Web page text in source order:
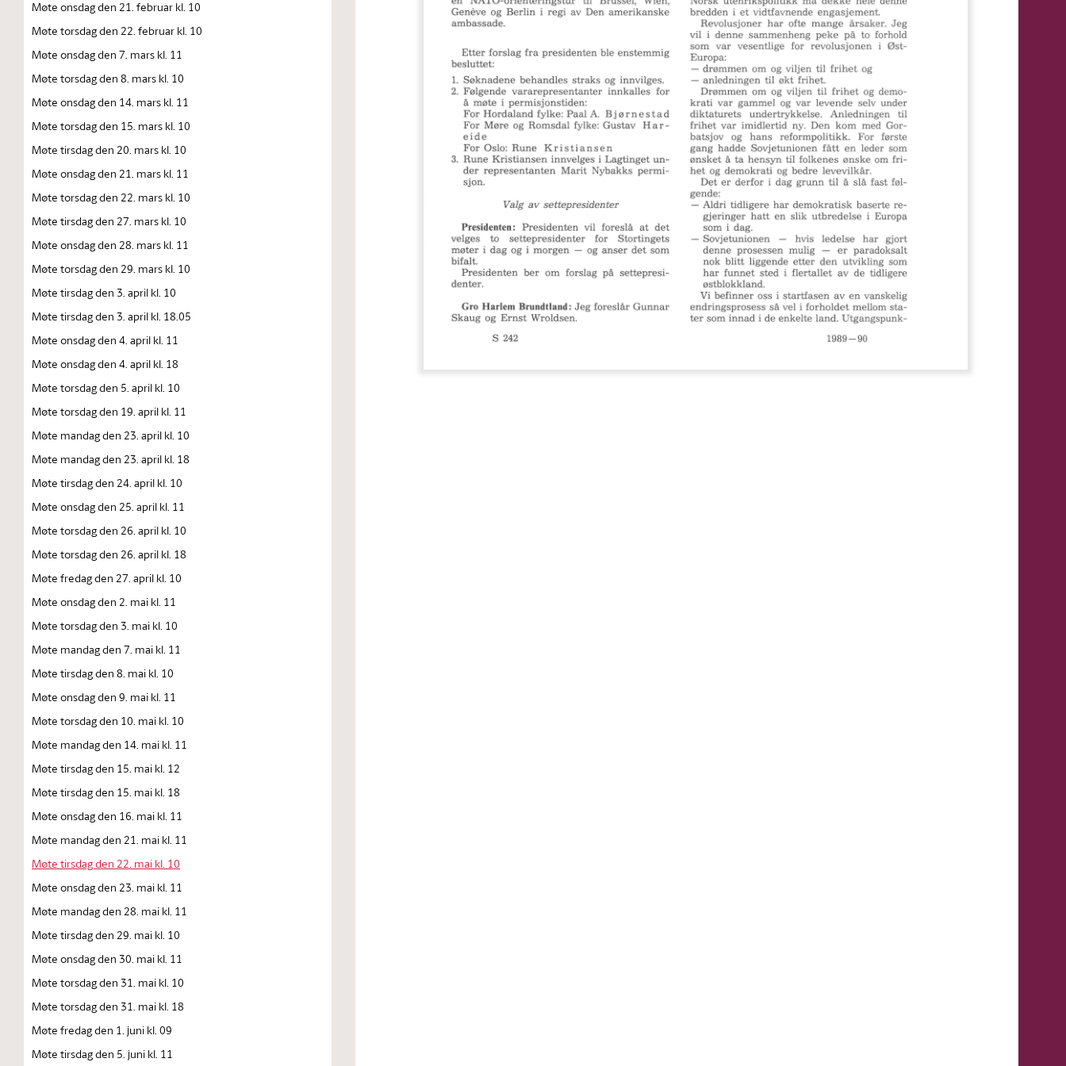
Møte onsdag den 21. februar kl. 10
Møte torsdag den 22. februar kl. 10
Møte onsdag den 7. mars kl. 11
Møte torsdag den 8. mars kl. 10
Møte onsdag den 14. mars kl. 11
Møte torsdag den 15. mars kl. 10
Møte tirsdag den 20. mars kl. 10
Møte onsdag den 21. mars kl. 11
Møte torsdag den 22. mars kl. 10
Møte tirsdag den 27. mars kl. 10
Møte onsdag den 28. mars kl. 11
Møte torsdag den 29. mars kl. 10
Møte tirsdag den 3. april kl. 10
Møte tirsdag den 3. april kl. 18.05
Møte onsdag den 4. april kl. 11
Møte onsdag den 4. april kl. 18
Møte torsdag den 5. april kl. 10
Møte torsdag den 19. april kl. 11
Møte mandag den 23. april kl. 10
Møte mandag den 23. april kl. 18
Møte tirsdag den 24. april kl. 10
Møte onsdag den 25. april kl. 11
Møte torsdag den 26. april kl. 10
Møte torsdag den 26. april kl. 18
Møte fredag den 27. april kl. 10
Møte onsdag den 2. mai kl. 11
Møte torsdag den 3. mai kl. 10
Møte mandag den 7. mai kl. 11
Møte tirsdag den 8. mai kl. 10
Møte onsdag den 9. mai kl. 11
Møte torsdag den 10. mai kl. 10
Møte mandag den 14. mai kl. 11
Møte tirsdag den 15. mai kl. 12
Møte tirsdag den 15. mai kl. 18
Møte onsdag den 16. mai kl. 11
Møte mandag den 21. mai kl. 11
Møte tirsdag den 22. mai kl. 10
Møte onsdag den 23. mai kl. 11
Møte mandag den 28. mai kl. 11
Møte tirsdag den 29. mai kl. 10
Møte onsdag den 30. mai kl. 11
Møte torsdag den 31. mai kl. 10
Møte torsdag den 31. mai kl. 18
Møte fredag den 1. juni kl. 09
Møte tirsdag den 5. juni kl. 11